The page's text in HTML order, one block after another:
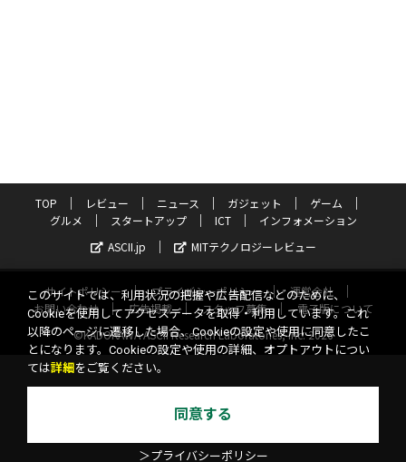
TOP レビュー ニュース ガジェット
ゲーム
グルメ
スタートアップ ICT
インフォメーション
ASCII.jp
MITテクノロジーレビュー
サイトポリシー プライバシーポリシー
運営会社
お問い合わせ
広告掲載 スタッフ募集
電子版について
©KADOKAWA ASCII Research Laboratories, Inc. 2026
このサイトでは、利用状況の把握や広告配信などのために、
Cookieを使用してアクセスデータを取得・利用しています。これ
以降のページに遷移した場合、Cookieの設定や使用に同意したこ
とになります。Cookieの設定や使用の詳細、オプトアウトについ
ては詳細 をご覧ください。
同意する
＞プライバシーポリシー